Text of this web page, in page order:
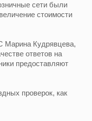
сети были
стоимости
Марина Кудрявцева,
ответов на
предоставляют
проверок, как